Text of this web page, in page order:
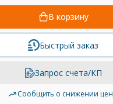
В корзину
Быстрый заказ
Запрос счета/КП
Сообщить о снижении